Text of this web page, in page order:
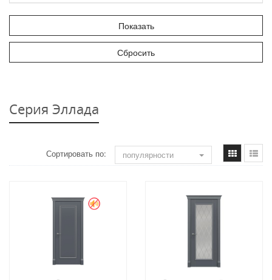
Серия Эллада
Сортировать по: популярности